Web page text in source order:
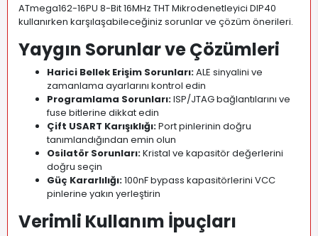
ATmega162-16PU 8-Bit 16MHz THT Mikrodenetleyici DIP40
kullanırken karşılaşabileceğiniz sorunlar ve çözüm önerileri.
Yaygın Sorunlar ve Çözümleri
Harici Bellek Erişim Sorunları:ALE sinyalini ve
zamanlama ayarlarını kontrol edin
Programlama Sorunları:ISP/JTAG bağlantılarını ve
fuse bitlerine dikkat edin
Çift USART Karışıklığı:Port pinlerinin doğru
tanımlandığından emin olun
Osilatör Sorunları:Kristal ve kapasitör değerlerini
doğru seçin
Güç Kararlılığı:100nF bypass kapasitörlerini VCC
pinlerine yakın yerleştirin
Verimli Kullanım İpuçları